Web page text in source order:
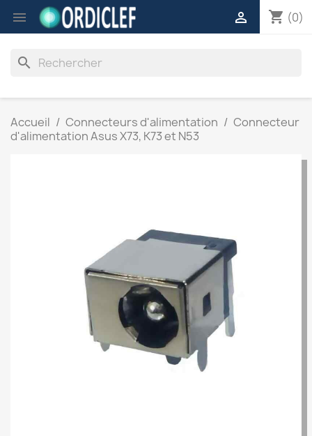
 shopping_cart (0)

search
Accueil Connecteurs d'alimentation
Connecteur
d'alimentation Asus X73, K73 et N53